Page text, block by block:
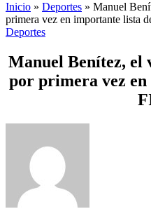
Inicio » Deportes » Manuel
primera vez en importante lista
Deportes
Manuel Benítez, el
por primera vez